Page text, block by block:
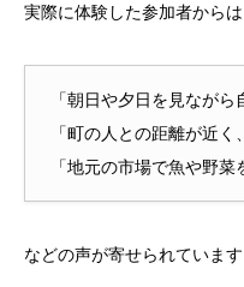
実際に体験した参加者からは
「朝日や夕日を見ながら
「町の人との距離が近く
「地元の市場で魚や野菜
などの声が寄せられています